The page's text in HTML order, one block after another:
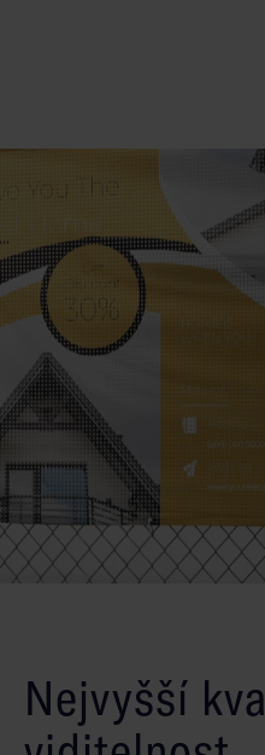
Nejvyšší